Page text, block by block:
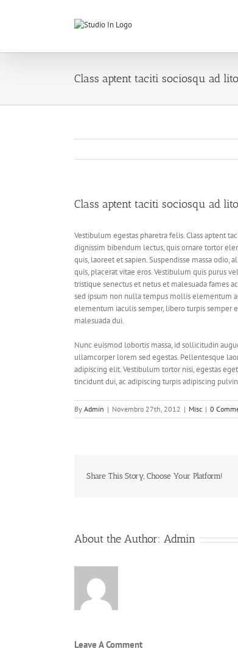
Class aptent taciti sociosqu ad
Class aptent taciti sociosqu ad
Vestibulum egestas pharetra felis. Class aptent
dignissim bibendum lectus, quis ornare tortor
quis, laoreet et sapien. Suspendisse massa
quis, placerat vitae eros. Vestibulum quis purus
tristique senectus et netus et malesuada fames
sed ipsum non nulla tempus mollis elementum
elementum iaculis semper, libero turpis semper
malesuada dui.
Nunc euismod lobortis massa, id sollicitudin
ullamcorper lorem sed egestas. Pellentesque
adipiscing elit. Vestibulum tortor nisi, egestas
tincidunt dui, ac adipiscing turpis adipiscing
By Admin | Novembro 27th, 2012 | Misc | 0
Share This Story, Choose Your Platform!
About the Author: Admin
Leave A Comment